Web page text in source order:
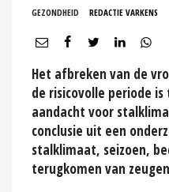
GEZONDHEID REDACTIE VARKENS
Het afbreken van de
de risicovolle periode
aandacht voor
conclusie uit een
stalklimaat, seizoen,
terugkomen van